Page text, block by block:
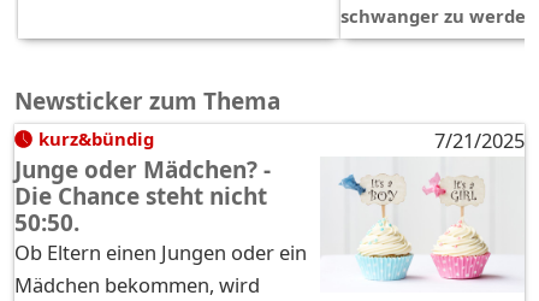
schwanger zu werden
Newsticker zum Thema
kurz&bündig 7/21/2025
Junge oder Mädchen? -
Die Chance steht nicht
50:50.
Ob Eltern einen Jungen oder ein
Mädchen bekommen, wird